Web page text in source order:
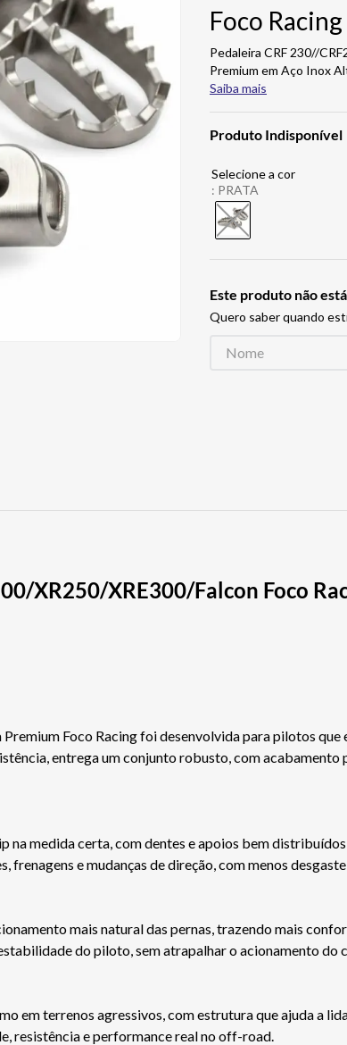
Foco Racing
Pedaleira CRF 230//
Premium em Aço Inox
Saiba mais
Produto Indisponível
: PRATA
Este produto não
Quero saber quando
XR250/XRE300/Falcon Foco
Foco Racing foi desenvolvida para pilotos que
entrega um conjunto robusto, com
medida certa, com dentes e apoios bem
frenagens e mudanças de direção, com menos
mais natural das pernas, trazendo mais
do piloto, sem atrapalhar o acionamento
em terrenos agressivos, com estrutura que ajuda a
resistência e performance real no off-road.